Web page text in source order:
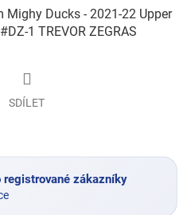
Mighy Ducks - 2021-22 Upper
1 TREVOR ZEGRAS
SDÍLET
registrované zákazníky